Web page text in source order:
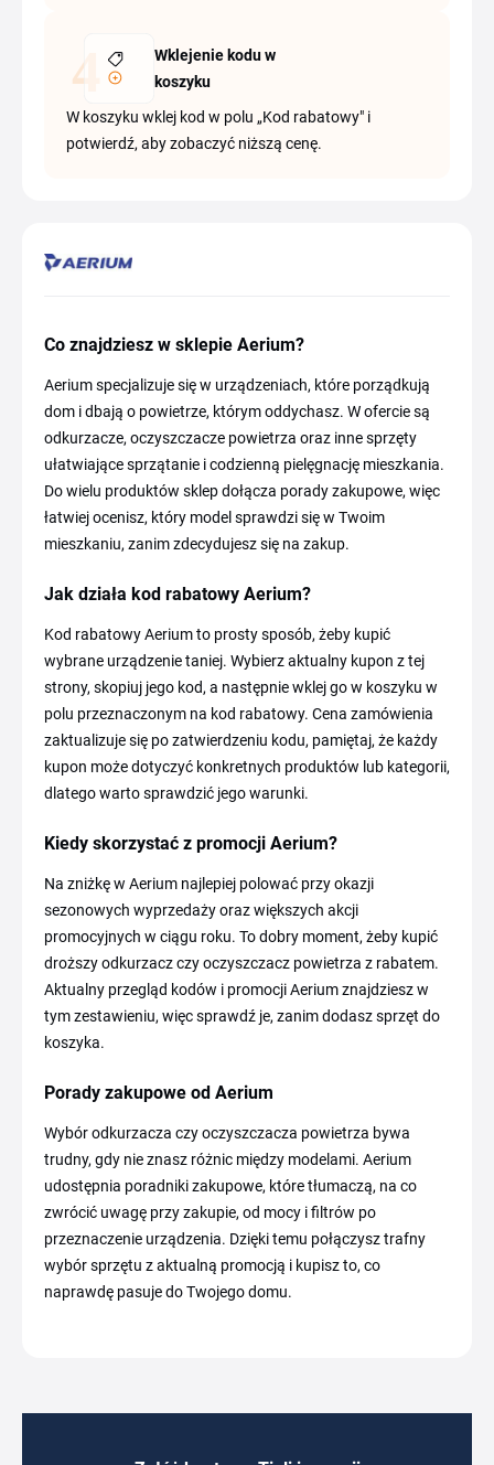
Wklejenie kodu w
koszyku
W koszyku wklej kod w polu „Kod rabatowy" i
potwierdź, aby zobaczyć niższą cenę.
Co znajdziesz w sklepie Aerium?
Aerium specjalizuje się w urządzeniach, które porządkują
dom i dbają o powietrze, którym oddychasz. W ofercie są
odkurzacze, oczyszczacze powietrza oraz inne sprzęty
ułatwiające sprzątanie i codzienną pielęgnację mieszkania.
Do wielu produktów sklep dołącza porady zakupowe, więc
łatwiej ocenisz, który model sprawdzi się w Twoim
mieszkaniu, zanim zdecydujesz się na zakup.
Jak działa kod rabatowy Aerium?
Kod rabatowy Aerium to prosty sposób, żeby kupić
wybrane urządzenie taniej. Wybierz aktualny kupon z tej
strony, skopiuj jego kod, a następnie wklej go w koszyku w
polu przeznaczonym na kod rabatowy. Cena zamówienia
zaktualizuje się po zatwierdzeniu kodu, pamiętaj, że każdy
kupon może dotyczyć konkretnych produktów lub kategorii,
dlatego warto sprawdzić jego warunki.
Kiedy skorzystać z promocji Aerium?
Na zniżkę w Aerium najlepiej polować przy okazji
sezonowych wyprzedaży oraz większych akcji
promocyjnych w ciągu roku. To dobry moment, żeby kupić
droższy odkurzacz czy oczyszczacz powietrza z rabatem.
Aktualny przegląd kodów i promocji Aerium znajdziesz w
tym zestawieniu, więc sprawdź je, zanim dodasz sprzęt do
koszyka.
Porady zakupowe od Aerium
Wybór odkurzacza czy oczyszczacza powietrza bywa
trudny, gdy nie znasz różnic między modelami. Aerium
udostępnia poradniki zakupowe, które tłumaczą, na co
zwrócić uwagę przy zakupie, od mocy i filtrów po
przeznaczenie urządzenia. Dzięki temu połączysz trafny
wybór sprzętu z aktualną promocją i kupisz to, co
naprawdę pasuje do Twojego domu.